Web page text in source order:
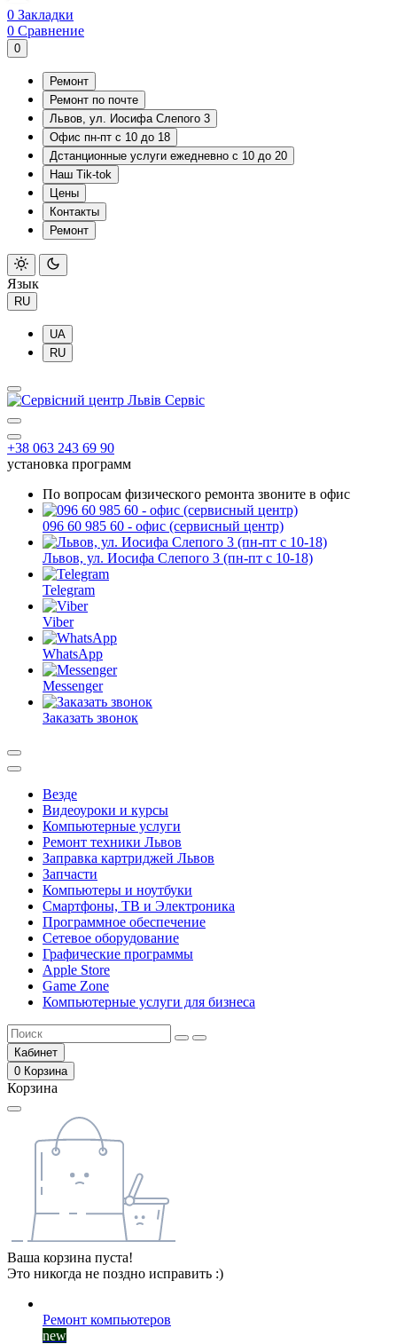
0 Закладки
0 Сравнение
0
Ремонт
Ремонт по почте
Львов, ул. Иосифа Слепого 3
Офис пн-пт с 10 до 18
Дстанционные услуги ежедневно с 10 до 20
Наш Tik-tok
Цены
Контакты
Ремонт
Язык
RU
UA
RU
+38 063 243 69 90
установка программ
По вопросам физического ремонта звоните в офис
096 60 985 60 - офис (сервисный центр)
Львов, ул. Иосифа Слепого 3 (пн-пт с 10-18)
Telegram
Viber
WhatsApp
Messenger
Заказать звонок
Везде
Видеоуроки и курсы
Компьютерные услуги
Ремонт техники Львов
Заправка картриджей Львов
Запчасти
Компьютеры и ноутбуки
Смартфоны, ТВ и Электроника
Программное обеспечение
Сетевое оборудование
Графические программы
Apple Store
Game Zone
Компьютерные услуги для бизнеса
Кабинет
0 Корзина
Корзина
Ваша корзина пуста!
Это никогда не поздно исправить :)
Ремонт компьютеров
new